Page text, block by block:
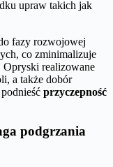
upraw takich jak
fazy rozwojowej
co zminimalizuje
realizowane
a także dobór
przyczepność
podgrzania